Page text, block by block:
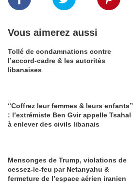
Vous aimerez aussi
Tollé de condamnations contre
l’accord-cadre & les autorités
libanaises
“Coffrez leur femmes & leurs enfants”
: l’extrémiste Ben Gvir appelle Tsahal
à enlever des civils libanais
Mensonges de Trump, violations de
cessez-le-feu par Netanyahu &
fermeture de l’espace aérien iranien